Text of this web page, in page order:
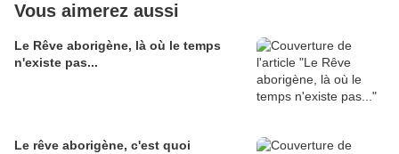
Vous aimerez aussi
Le Rêve aborigène, là où le temps
n'existe pas...
Le rêve aborigène, c'est quoi